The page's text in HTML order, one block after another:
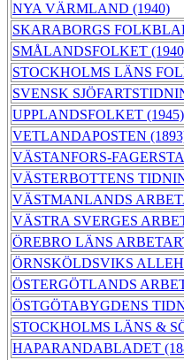
NYA VÄRMLAND (1940)
SKARABORGS
SMÅLANDSFOLKET
STOCKHOLMS LÄNS
SVENSK
UPPLANDSFOLKET (1945)
VETLANDAPOSTEN
VÄSTANFORS-
VÄSTERBOTTENS
VÄSTMANLANDS
VÄSTRA SVERGES
ÖREBRO LÄNS
ÖRNSKÖLDSVIKS
ÖSTERGÖTLANDS
ÖSTGÖTABYGDENS
STOCKHOLMS LÄNS &
HAPARANDABLADET